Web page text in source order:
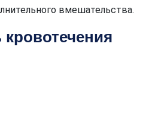
вмешательства.